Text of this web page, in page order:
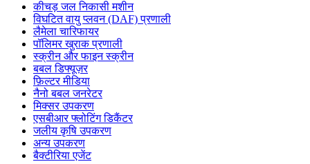
कीचड़ जल निकासी मशीन
विघटित वायु प्लवन (DAF) प्रणाली
लैमेला चारिफायर
पॉलिमर खुराक प्रणाली
स्क्रीन और फाइन स्क्रीन
बबल डिफ्यूज़र
फ़िल्टर मीडिया
नैनो बबल जनरेटर
मिक्सर उपकरण
एसबीआर फ्लोटिंग डिकैंटर
जलीय कृषि उपकरण
अन्य उपकरण
बैक्टीरिया एजेंट